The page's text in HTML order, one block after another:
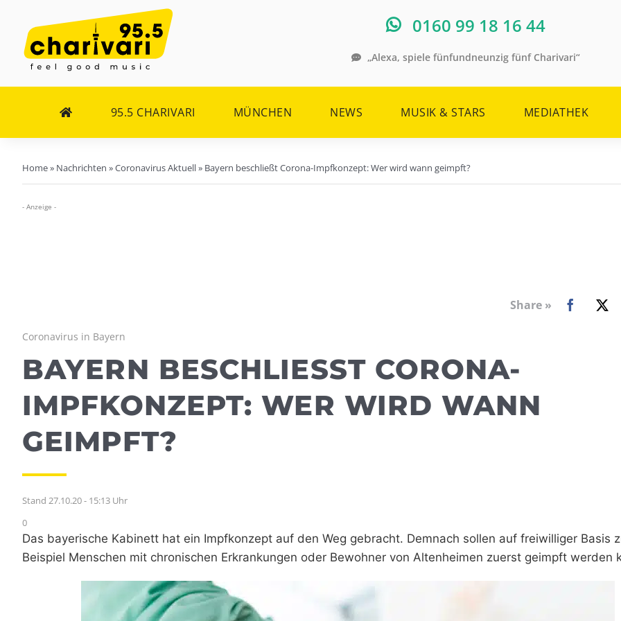
Inhalt
springen
0160 99 18 16 44
„Alexa, spiele fünfundneunzig fünf Charivari“
95.5 CHARIVARI MÜNCHEN NEWS MUSIK & STARS MEDIATHEK
Home» Nachrichten »Coronavirus Aktuell» Bayern beschließt Corona-Impfkonzept: Wer wird wann geimpft?
- Anzeige -
Share »
Coronavirus in Bayern
BAYERN BESCHLIESST CORONA-I
MPFKONZEPT: WER WIRD WANN G
EIMPFT?
Stand 27.10.20 - 15:13 Uhr
0
Das bayerische Kabinett hat ein Impfkonzept auf den Weg gebracht. Demnach sollen auf freiwilliger Basis
Beispiel Menschen mit chronischen Erkrankungen oder Bewohner von Altenheimen zuerst geimpft werden